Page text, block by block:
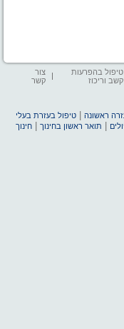
טיפול בהפרעות
קשב וריכוז
צור
קשר
ראשונה |טיפול בעזרת בעלי
תואר ראשון בחינוך |חינוך